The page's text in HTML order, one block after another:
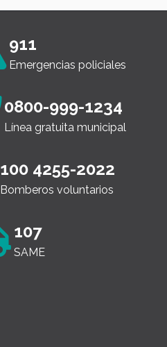
911
Emergencias policiales
0800-999-1234
Línea gratuita municipal
100 4255-2022
Bomberos voluntarios
107
SAME